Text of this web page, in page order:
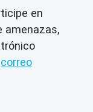
en
amenazas,
correo